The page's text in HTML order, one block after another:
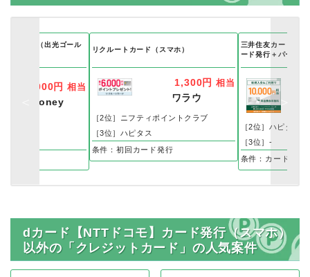
GOLD（出光ゴール
11,000円 相当
GetMoney
リクルートカード（スマホ）
1,300円 相当
ワラウ
［2位］ニフティポイントクラブ
［3位］ハピタス
条件：初回カード発行
三井住友カード ビ
ード発行＋パート
［2位］ハピタス
［3位］-
条件：カード発行
dカード【NTTドコモ】カード発行（スマホ）
以外の「クレジットカード」の人気案件